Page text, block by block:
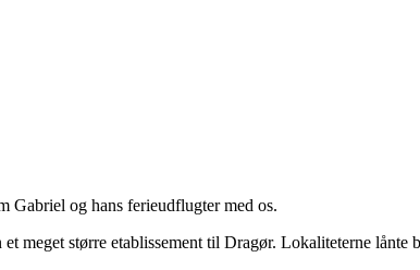
Gabriel og hans ferieudflugter med os.